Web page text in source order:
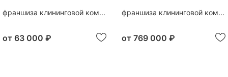
франшиза клининговой ком...
от 63 000 ₽
франшиза клининговой ком...
от 769 000 ₽